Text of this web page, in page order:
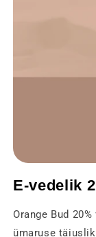
1
aknas
E-vedelik
Orange Bud
ümaruse